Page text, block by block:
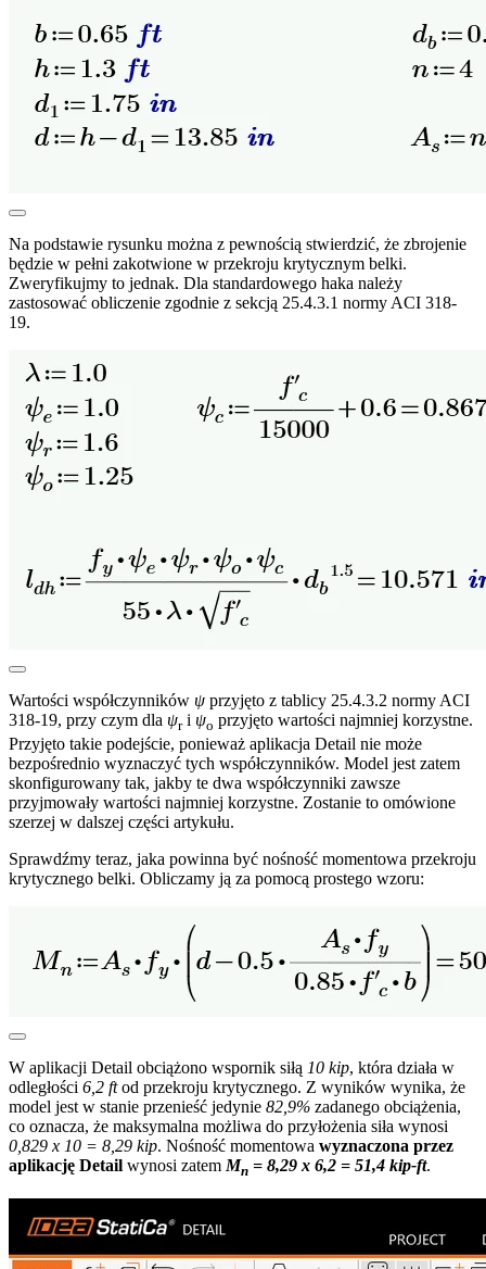
Na podstawie rysunku można z pewnością stwierdzić, że zbrojenie
będzie w pełni zakotwione w przekroju krytycznym belki.
Zweryfikujmy to jednak. Dla standardowego haka należy
zastosować obliczenie zgodnie z sekcją 25.4.3.1 normy ACI 318-
19.
Wartości współczynników ψ przyjęto z tablicy 25.4.3.2 normy ACI
318-19, przy czym dla ψri ψo przyjęto wartości najmniej korzystne.
Przyjęto takie podejście, ponieważ aplikacja Detail nie może
bezpośrednio wyznaczyć tych współczynników. Model jest zatem
skonfigurowany tak, jakby te dwa współczynniki zawsze
przyjmowały wartości najmniej korzystne. Zostanie to omówione
szerzej w dalszej części artykułu.
Sprawdźmy teraz, jaka powinna być nośność momentowa przekroju
krytycznego belki. Obliczamy ją za pomocą prostego wzoru:
W aplikacji Detail obciążono wspornik siłą 10 kip, która działa w
odległości 6,2 ftod przekroju krytycznego. Z wyników wynika, że
model jest w stanie przenieść jedynie 82,9% zadanego obciążenia,
co oznacza, że maksymalna możliwa do przyłożenia siła wynosi
0,829 x 10 = 8,29 kip. Nośność momentowa wyznaczona przez
aplikację Detail wynosi zatemMn = 8,29 x 6,2 = 51,4 kip-ft.